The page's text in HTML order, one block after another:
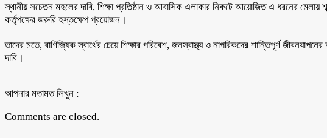
‎স্থানীয় সচেতন মহলের দাবি, শিক্ষা প্রতিষ্ঠান ও আবাসিক এলাকার নিকটে আয়োজিত এ ধরনের মেলায়
কর্তৃপক্ষের জরুরি হস্তক্ষেপ প্রয়োজন।
‎তাদের মতে, বাণিজ্যিক স্বার্থের চেয়ে শিক্ষার পরিবেশ, জনস্বাস্থ্য ও নাগরিকদের শান্তিপূর্ণ
দাবি।
আপনার মতামত লিখুন :
Comments are closed.